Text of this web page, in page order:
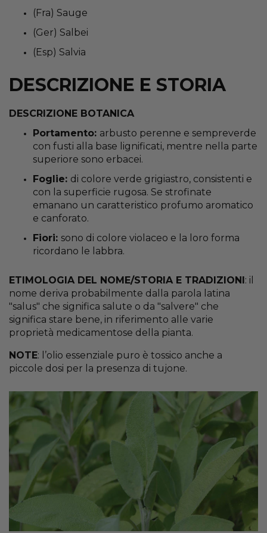
(Fra) Sauge
(Ger) Salbei
(Esp) Salvia
DESCRIZIONE E STORIA
DESCRIZIONE BOTANICA
Portamento: arbusto perenne e sempreverde
con fusti alla base lignificati, mentre nella parte
superiore sono erbacei.
Foglie: di colore verde grigiastro, consistenti e
con la superficie rugosa. Se strofinate
emanano un caratteristico profumo aromatico
e canforato.
Fiori: sono di colore violaceo e la loro forma
ricordano le labbra.
ETIMOLOGIA DEL NOME/STORIA E TRADIZIONI: il
nome deriva probabilmente dalla parola latina
"salus" che significa salute o da "salvere" che
significa stare bene, in riferimento alle varie
proprietà medicamentose della pianta.
NOTE: l’olio essenziale puro è tossico anche a
piccole dosi per la presenza di tujone.